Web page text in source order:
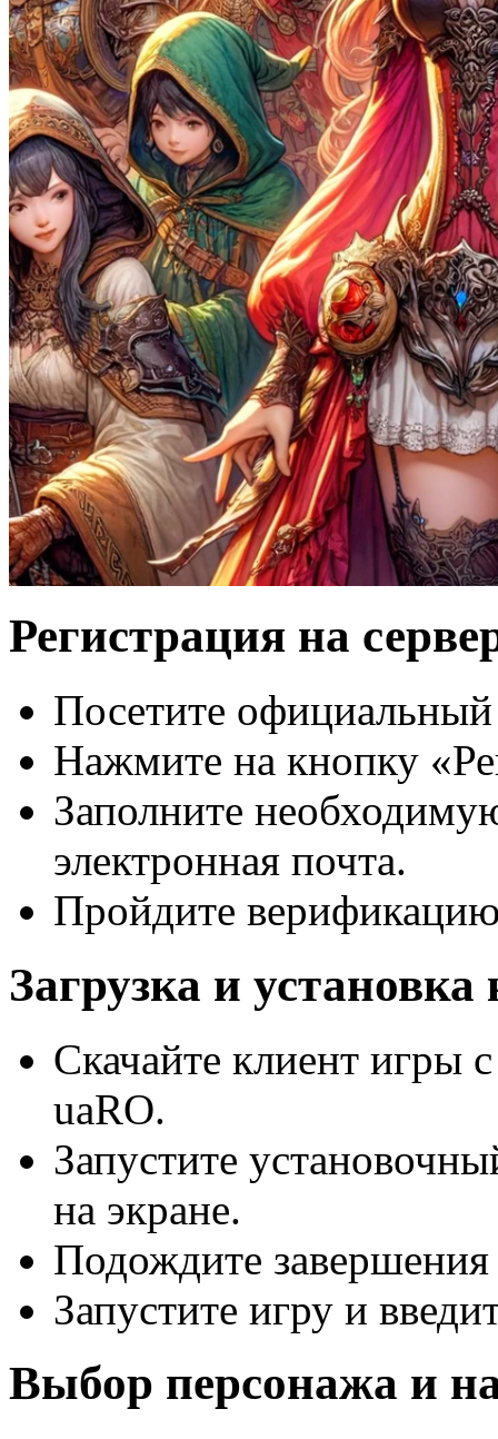
Регистрация на
Посетите официальный
Нажмите на кнопку «
Заполните
электронная почта.
Пройдите
Загрузка и
Скачайте клиент игры
uaRO.
Запустите
на экране.
Подождите завершения
Запустите игру и
Выбор персонажа и